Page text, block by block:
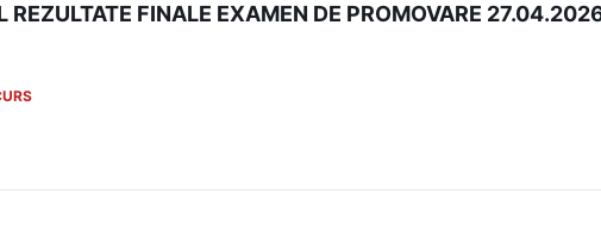
REZULTATE FINALE EXAMEN DE PROMOVARE